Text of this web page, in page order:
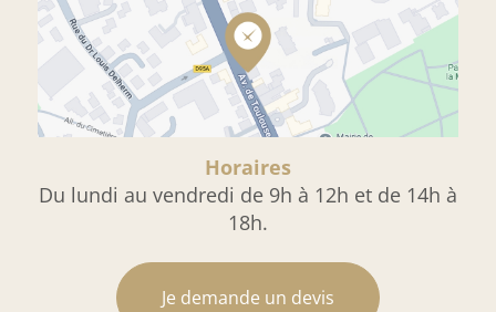
Horaires
Du lundi au vendredi de 9h à 12h et de 14h à
18h.
Je demande un devis